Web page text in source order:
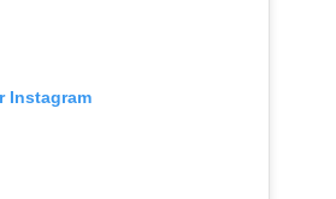
Instagram